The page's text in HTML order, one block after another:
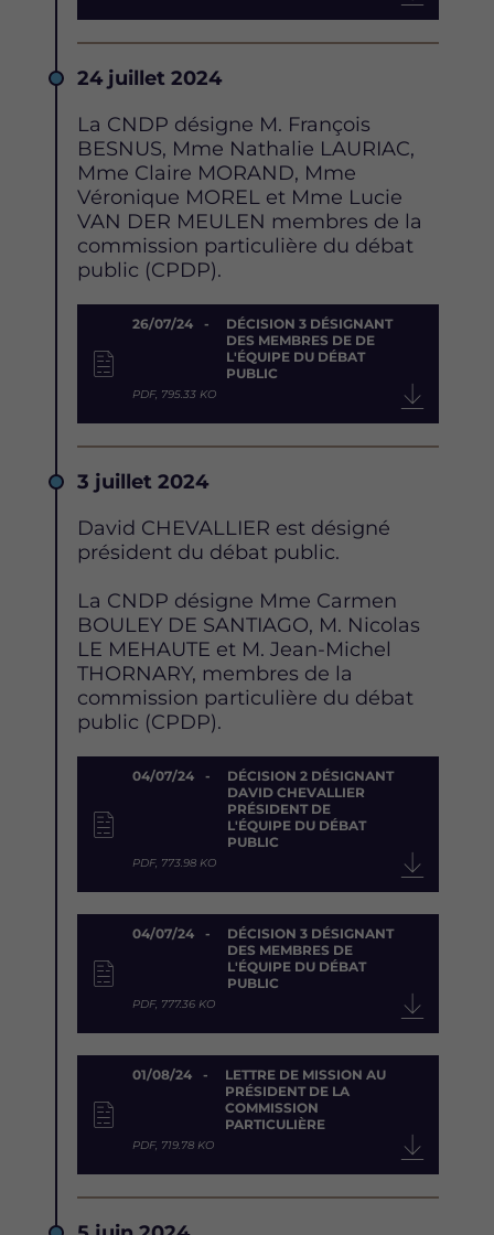
Date
24 juillet 2024
Description
La CNDP désigne M. François
BESNUS, Mme Nathalie LAURIAC,
Mme Claire MORAND, Mme
Véronique MOREL et Mme Lucie
VAN DER MEULEN membres de la
commission particulière du débat
public (CPDP).
Document
26/07/24
DÉCISION 3 DÉSIGNANT
DES MEMBRES DE DE
L'ÉQUIPE DU DÉBAT
PUBLIC
PDF, 795.33 KO
Date
3 juillet 2024
Description
David CHEVALLIER est désigné
président du débat public.
La CNDP désigne Mme Carmen
BOULEY DE SANTIAGO, M. Nicolas
LE MEHAUTE et M. Jean-Michel
THORNARY, membres de la
commission particulière du débat
public (CPDP).
Document
04/07/24
DÉCISION 2 DÉSIGNANT
DAVID CHEVALLIER
PRÉSIDENT DE
L'ÉQUIPE DU DÉBAT
PUBLIC
PDF, 773.98 KO
04/07/24
DÉCISION 3 DÉSIGNANT
DES MEMBRES DE
L'ÉQUIPE DU DÉBAT
PUBLIC
PDF, 777.36 KO
01/08/24
LETTRE DE MISSION AU
PRÉSIDENT DE LA
COMMISSION
PARTICULIÈRE
PDF, 719.78 KO